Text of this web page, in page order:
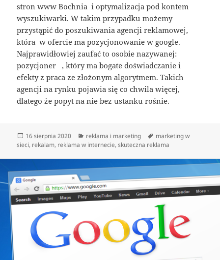
stron www Bochnia i optymalizacja pod kontem
wyszukiwarki. W takim przypadku możemy
przystąpić do poszukiwania agencji reklamowej,
która w ofercie ma pozycjonowanie w google.
Najprawidłowiej zaufać to osobie nazywanej:
pozycjoner , który ma bogate doświadczanie i
efekty z praca ze złożonym algorytmem. Takich
agencji na rynku pojawia się co chwila więcej,
dlatego że popyt na nie bez ustanku rośnie.
Data
publikacji
16 sierpnia 2020 Kategorie
reklama i marketing Tagi
marketing w
sieci, rekalam, reklama w internecie,skuteczna reklama